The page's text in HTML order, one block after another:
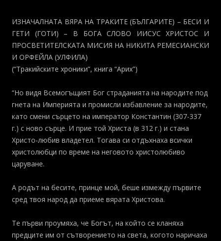
ИЗНАЧАЛНАТА ВЯРА НА ТРАКИТЕ (БЪЛГАРИТЕ) – БЕСИ И
ГЕТИ (ГОТИ) – В БОГА СЛОВО ИИСУС ХРИСТОС И
ПРОСВЕТИТЕЛСКАТА МИСИЯ НА НИКИТА РЕМЕСИАНСКИ
И ОРФЕЙЛА (УЛФИЛА)
(“Тракийските хроники”, книга “Арих”)
“Но видя Всемогъщият Бог страданията на народите под
гнета на Империята и промисли избавление за народите,
като смени сърцето на император Константин (307-337
г.) с ново сърце. И прие той Христа (в 312 г.) и стана
Христо-любив владетел. Тогава си отдъхнаха всички
христолюбци по време на неговото христолюбиво
царуване.
А родът на бесите, принце мой, беше измежду първите
сред твоя народ да приеме вярата Христова.
Те първи проумяха, че Богът, на който се кланяха
предците им от сътворението на света, когото наричаха